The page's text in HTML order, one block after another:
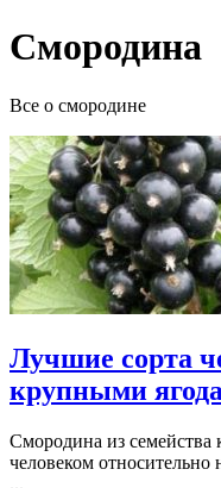
Смородина
Все о смородине
Лучшие сорта
крупными
Смородина из
человеком относительно
...